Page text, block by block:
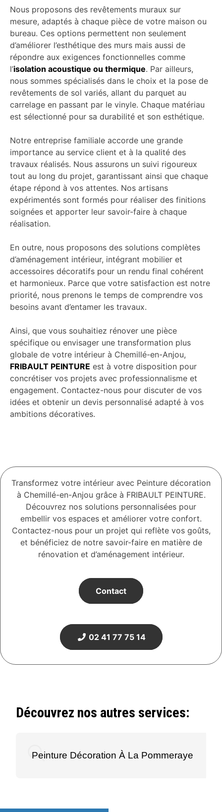
Nous proposons des revêtements muraux sur
mesure, adaptés à chaque pièce de votre maison ou
bureau. Ces options permettent non seulement
d’améliorer l’esthétique des murs mais aussi de
répondre aux exigences fonctionnelles comme
l’isolation acoustique ou thermique. Par ailleurs,
nous sommes spécialisés dans le choix et la pose de
revêtements de sol variés, allant du parquet au
carrelage en passant par le vinyle. Chaque matériau
est sélectionné pour sa durabilité et son esthétique.
Notre entreprise familiale accorde une grande
importance au service client et à la qualité des
travaux réalisés. Nous assurons un suivi rigoureux
tout au long du projet, garantissant ainsi que chaque
étape répond à vos attentes. Nos artisans
expérimentés sont formés pour réaliser des finitions
soignées et apporter leur savoir-faire à chaque
réalisation.
En outre, nous proposons des solutions complètes
d’aménagement intérieur, intégrant mobilier et
accessoires décoratifs pour un rendu final cohérent
et harmonieux. Parce que votre satisfaction est notre
priorité, nous prenons le temps de comprendre vos
besoins avant d’entamer les travaux.
Ainsi, que vous souhaitiez rénover une pièce
spécifique ou envisager une transformation plus
globale de votre intérieur à Chemillé-en-Anjou,
FRIBAULT PEINTURE est à votre disposition pour
concrétiser vos projets avec professionnalisme et
engagement. Contactez-nous pour discuter de vos
idées et obtenir un devis personnalisé adapté à vos
ambitions décoratives.
Transformez votre intérieur avec Peinture décoration
à Chemillé-en-Anjou grâce à FRIBAULT PEINTURE.
Découvrez nos solutions personnalisées pour
embellir vos espaces et améliorer votre confort.
Contactez-nous pour un projet qui reflète vos goûts,
et bénéficiez de notre savoir-faire en matière de
rénovation et d’aménagement intérieur.
Contact
02 41 77 75 14
Découvrez nos autres services:
Peinture Décoration À La Pommeraye